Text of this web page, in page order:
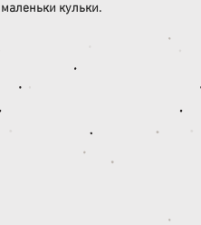
маленьки кульки.